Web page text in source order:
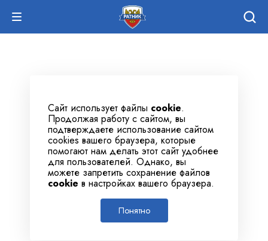
Сайт использует файлы cookie.
Продолжая работу с сайтом, вы
подтверждаете использование сайтом
cookies вашего браузера, которые
помогают нам делать этот сайт удобнее
для пользователей. Однако, вы
можете запретить сохранение файлов
cookie в настройках вашего браузера.
Понятно